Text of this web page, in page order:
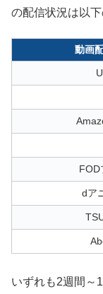
の配信状況は以下
動画
FOD
dア
いずれも2週間～